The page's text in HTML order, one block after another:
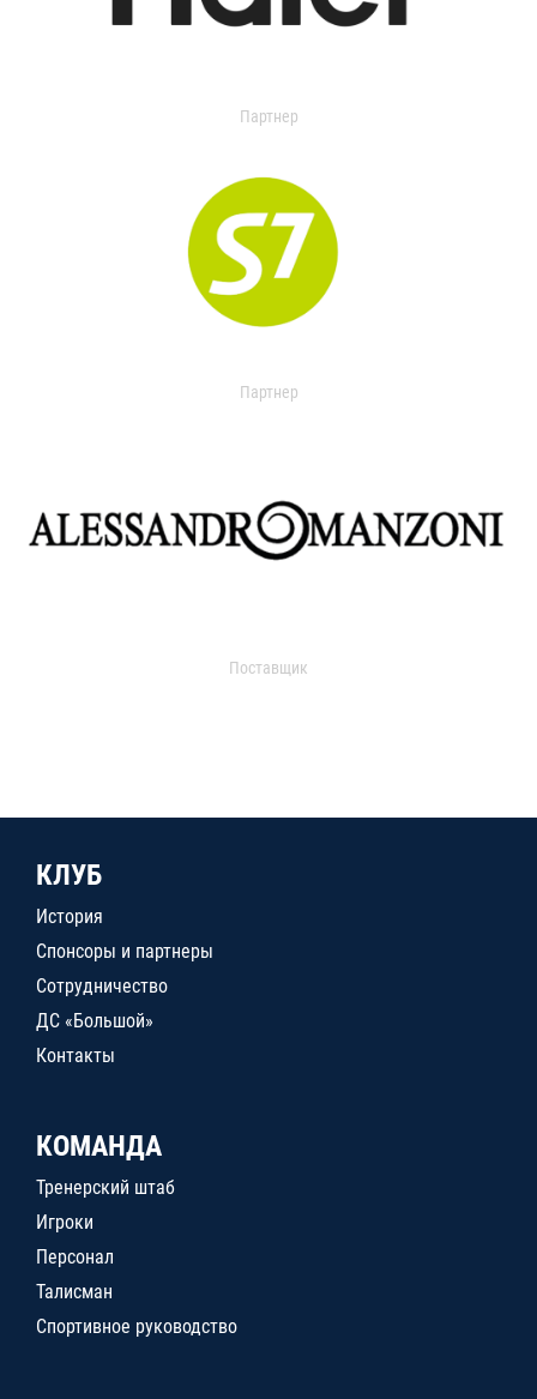
Партнер
Партнер
Поставщик
КЛУБ
История
Спонсоры и партнеры
Сотрудничество
ДС «Большой»
Контакты
КОМАНДА
Тренерский штаб
Игроки
Персонал
Талисман
Спортивное руководство